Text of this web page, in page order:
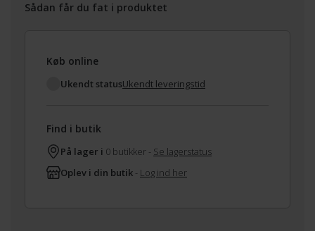
Sådan får du fat i produktet
Køb online
Ukendt statusUkendt leveringstid
Find i butik
På lager i 0 butikker - Se lagerstatus
Oplev i din butik - Log ind her